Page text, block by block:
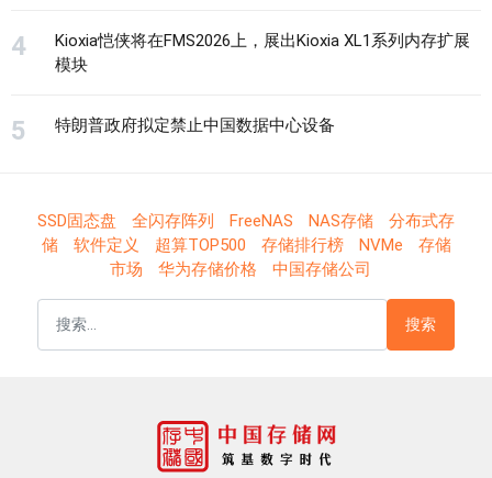
Kioxia恺侠将在FMS2026上，展出Kioxia XL1系列内存扩展
模块
特朗普政府拟定禁止中国数据中心设备
SSD固态盘 全闪存阵列 FreeNAS NAS存储
分布式存
储
软件定义 超算TOP500 存储排行榜 NVMe
存储
市场
华为存储价格 中国存储公司
搜索